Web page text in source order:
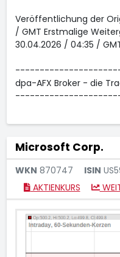
Veröffentlichung der
/ GMT Erstmalige
30.04.2026 / 04:35 /
dpa-AFX Broker - die
Microsoft Corp.
WKN 870747 ISIN
AKTIENKURS